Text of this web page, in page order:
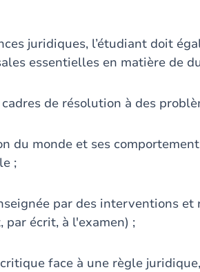
juridiques, l’étudiant doit
essentielles en matière de
de résolution à des
du monde et ses
;
par des interventions
par écrit, à l'examen) ;
face à une règle